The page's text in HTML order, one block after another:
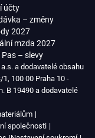
účty
– změny
2027
mzda 2027
Pas – slevy
a.s. a dodavatelé obsahu
100 00 Praha 10 -
B 19490 a dodavatelé
společnosti